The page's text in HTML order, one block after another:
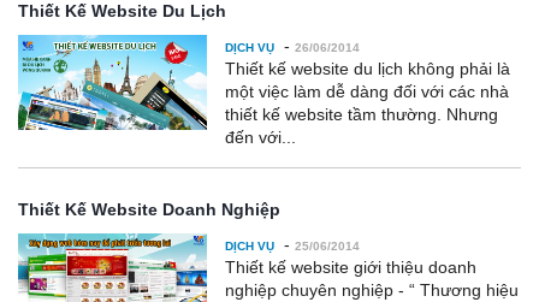
Thiết Kế Website Du Lịch
DỊCH VỤ - 26/06/2014
Thiết kế website du lịch không phải là
một việc làm dễ dàng đối với các nhà
thiết kế website tầm thường. Nhưng
đến với...
Thiết Kế Website Doanh Nghiệp
DỊCH VỤ - 25/06/2014
Thiết kế website giới thiệu doanh
nghiệp chuyên nghiệp - “ Thương hiệu